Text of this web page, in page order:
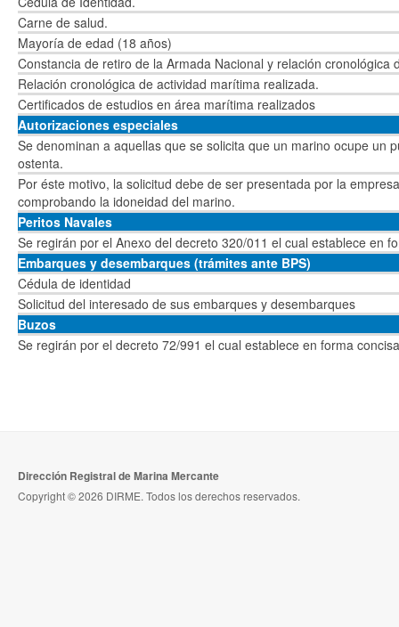
Carne de salud.
Mayoría de edad (18 años)
Constancia de retiro de la Armada Nacional y relación
Relación cronológica de actividad marítima realizada.
Certificados de estudios en área marítima realizados
Autorizaciones especiales
Se denominan a aquellas que se solicita que un marino ocupe
ostenta.
Por éste motivo, la solicitud debe de ser presentada por la
comprobando la idoneidad del marino.
Peritos Navales
Se regirán por el Anexo del decreto 320/011 el cual establece en
Embarques y desembarques (trámites ante BPS)
Cédula de identidad
Solicitud del interesado de sus embarques y desembarques
Buzos
Se regirán por el decreto 72/991 el cual establece en forma
Dirección Registral de Marina Mercante
Copyright © 2026 DIRME. Todos los derechos reservados.